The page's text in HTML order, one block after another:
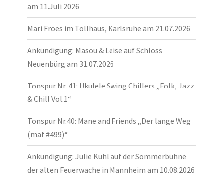
am 11.Juli 2026
Mari Froes im Tollhaus, Karlsruhe am 21.07.2026
Ankündigung: Masou & Leise auf Schloss
Neuenbürg am 31.07.2026
Tonspur Nr. 41: Ukulele Swing Chillers „Folk, Jazz
& Chill Vol.1“
Tonspur Nr.40: Mane and Friends „Der lange Weg
(maf #499)“
Ankündigung: Julie Kuhl auf der Sommerbühne
der alten Feuerwache in Mannheim am 10.08.2026